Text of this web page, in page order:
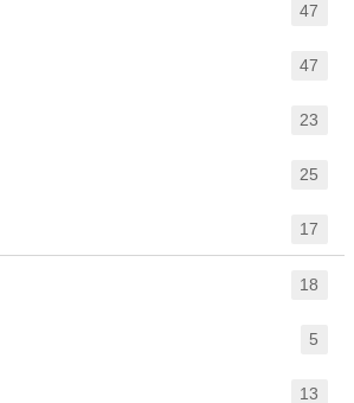
47
47
23
25
17
18
5
13